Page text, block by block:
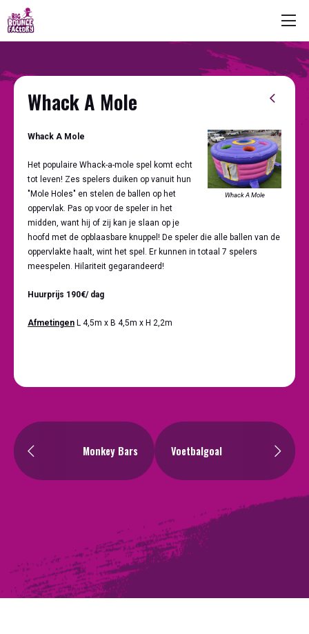
Whack A Mole
Whack A Mole
Whack A Mole
Het populaire Whack-a-mole spel komt echt
tot leven! Zes spelers duiken op vanuit hun
"Mole Holes" en stelen de ballen op het
oppervlak. Pas op voor de speler in het
midden, want hij of zij kan je slaan op je
hoofd met de opblaasbare knuppel! De speler die alle ballen van de
oppervlakte haalt, wint het spel. Er kunnen in totaal 7 spelers
meespelen. Hilariteit gegarandeerd!
Huurprijs 190€/ dag
Afmetingen L 4,5m x B 4,5m x H 2,2m
Monkey Bars Voetbalgoal